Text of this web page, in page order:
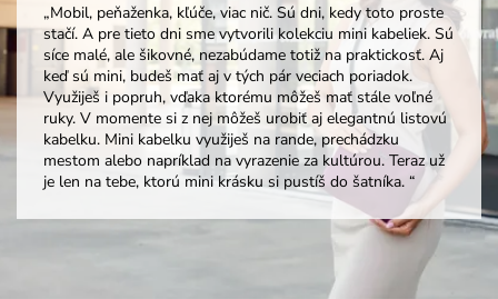
„Mobil, peňaženka, kľúče, viac nič. Sú dni, kedy toto proste
stačí. A pre tieto dni sme vytvorili kolekciu mini kabeliek. Sú
síce malé, ale šikovné, nezabúdame totiž na praktickosť. Aj
keď sú mini, budeš mať aj v tých pár veciach poriadok.
Využiješ i popruh, vďaka ktorému môžeš mať stále voľné
ruky. V momente si z nej môžeš urobiť aj elegantnú listovú
kabelku. Mini kabelku využiješ na rande, prechádzku
mestom alebo napríklad na vyrazenie za kultúrou. Teraz už
je len na tebe, ktorú mini krásku si pustíš do šatníka. “